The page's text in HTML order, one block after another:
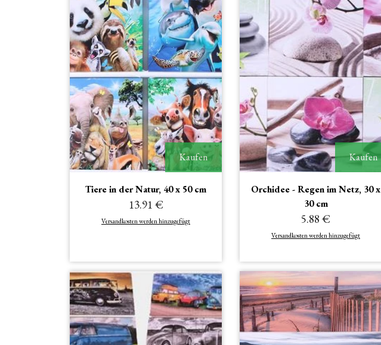
Kaufen
Tiere in der Natur, 40 x 50 cm
13.91 €
Versandkosten werden hinzugefügt
Kaufen
Orchidee - Regen im Netz, 30 x
30 cm
5.88 €
Versandkosten werden hinzugefügt